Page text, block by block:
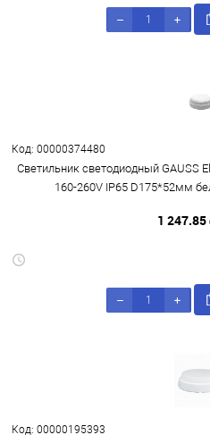
Код: 00000374480
Светильник светодиодный GAUSS
160-260V IP65 D175*52мм
1 247.85
Код: 00000195393